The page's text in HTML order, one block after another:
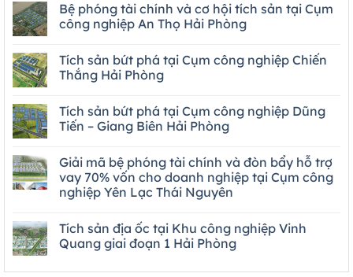
Bệ phóng tài chính và cơ hội tích sản tại Cụm
công nghiệp An Thọ Hải Phòng
Tích sản bứt phá tại Cụm công nghiệp Chiến
Thắng Hải Phòng
Tích sản bứt phá tại Cụm công nghiệp Dũng
Tiến – Giang Biên Hải Phòng
Giải mã bệ phóng tài chính và đòn bẩy hỗ trợ
vay 70% vốn cho doanh nghiệp tại Cụm công
nghiệp Yên Lạc Thái Nguyên
Tích sản địa ốc tại Khu công nghiệp Vinh
Quang giai đoạn 1 Hải Phòng